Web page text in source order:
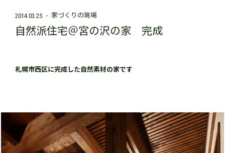
2014.03.25 家づくりの現場
自然派住宅＠宮の沢の家 完成
札幌市西区に完成した自然素材の家です